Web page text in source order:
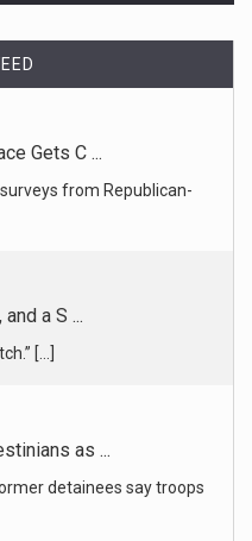
a S ...
[...]
as ...
detainees say troops
Targets ...
showed that the